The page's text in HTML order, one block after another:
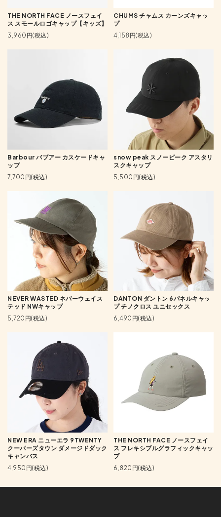
THE NORTH FACE ノースフェイ
ス スモールロゴキャップ【キッズ】
3,960円(税込)
CHUMS チャムス カーンズキャッ
プ
4,158円(税込)
Barbour バブアー カスケードキャ
ップ
7,700円(税込)
snow peak スノーピーク アスタリ
スクキャップ
5,500円(税込)
NEVER WASTED ネバーウェイス
テッド NWキャップ
5,720円(税込)
DANTON ダントン 6パネルキャッ
プ チノクロス ユニセックス
6,490円(税込)
NEW ERA ニューエラ 9TWENTY
クーパーズタウン ダメージドダック
キャンバス
4,950円(税込)
THE NORTH FACE ノースフェイ
ス フレキシブルグラフィックキャッ
プ
6,820円(税込)